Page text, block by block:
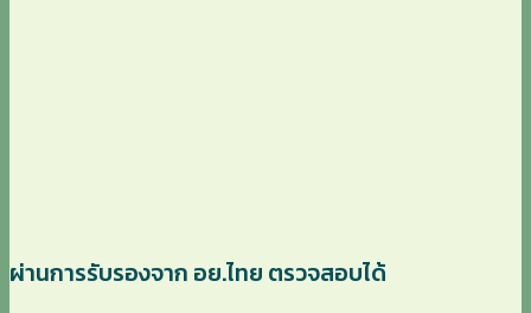
ผ่านการรับรองจาก อย.ไทย ตรวจสอบได้